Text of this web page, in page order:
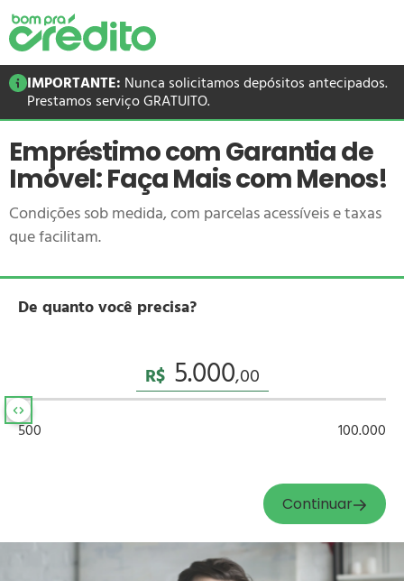
IMPORTANTE: Nunca solicitamos depósitos antecipados.
Prestamos serviço GRATUITO.
Empréstimo com Garantia de
Imóvel: Faça Mais com Menos!
Condições sob medida, com parcelas acessíveis e taxas
que facilitam.
De quanto você precisa?
R$
500 100.000
Continuar